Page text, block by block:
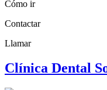
Cómo ir
Contactar
Llamar
Clínica Dental